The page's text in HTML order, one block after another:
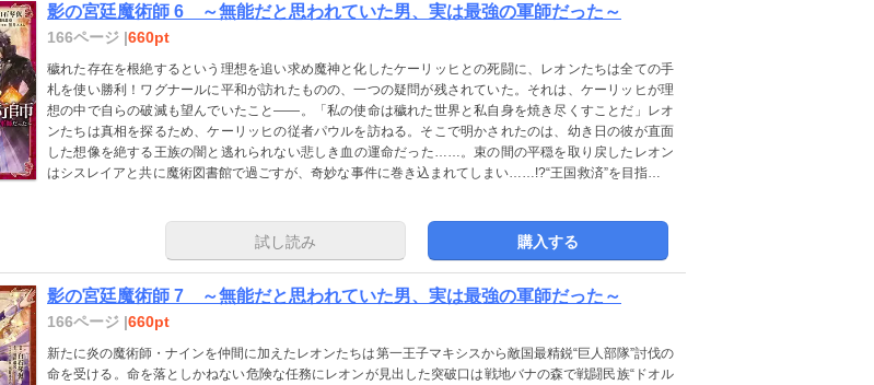
影の宮廷魔術師 6 ～無能だと思われていた男、実は最強の軍師だった～
166ページ |660pt
穢れた存在を根絶するという理想を追い求め魔神と化したケーリッヒとの死闘に、レオンたちは全ての手
札を使い勝利！ワグナールに平和が訪れたものの、一つの疑問が残されていた。それは、ケーリッヒが理
想の中で自らの破滅も望んでいたこと――。「私の使命は穢れた世界と私自身を焼き尽くすことだ」レオ
ンたちは真相を探るため、ケーリッヒの従者パウルを訪ねる。そこで明かされたのは、幼き日の彼が直面
した想像を絶する王族の闇と逃れられない悲しき血の運命だった……。束の間の平穏を取り戻したレオン
はシスレイアと共に魔術図書館で過ごすが、奇妙な事件に巻き込まれてしまい……!?“王国救済”を目指し想
試し読み 購入する
影の宮廷魔術師 7 ～無能だと思われていた男、実は最強の軍師だった～
166ページ |660pt
新たに炎の魔術師・ナインを仲間に加えたレオンたちは第一王子マキシスから敵国最精鋭“巨人部隊”討伐の
命を受ける。命を落としかねない危険な任務にレオンが見出した突破口は戦地バナの森で戦闘民族“ドオル